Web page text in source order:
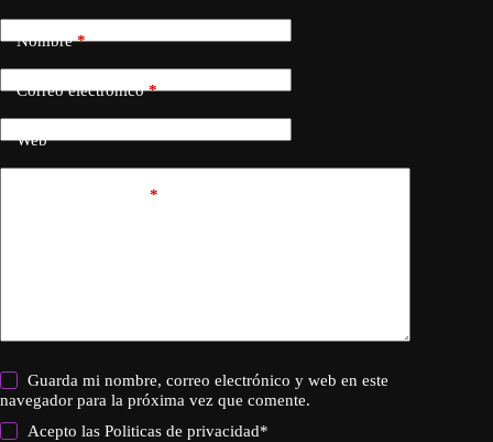
Nombre*
Correo electrónico*
Web
*
Guarda mi nombre, correo electrónico y web en este
navegador para la próxima vez que comente.
Acepto lasPoliticas de privacidad*